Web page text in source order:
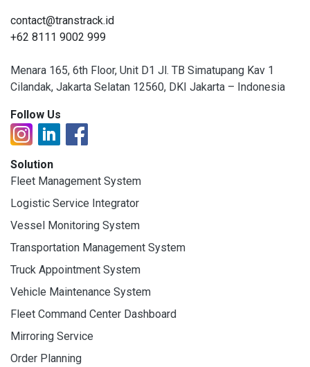
contact@transtrack.id
+62 8111 9002 999
Menara 165, 6th Floor, Unit D1 Jl. TB Simatupang Kav 1
Cilandak, Jakarta Selatan 12560, DKI Jakarta – Indonesia
Follow Us
Solution
Fleet Management System
Logistic Service Integrator
Vessel Monitoring System
Transportation Management System
Truck Appointment System
Vehicle Maintenance System
Fleet Command Center Dashboard
Mirroring Service
Order Planning